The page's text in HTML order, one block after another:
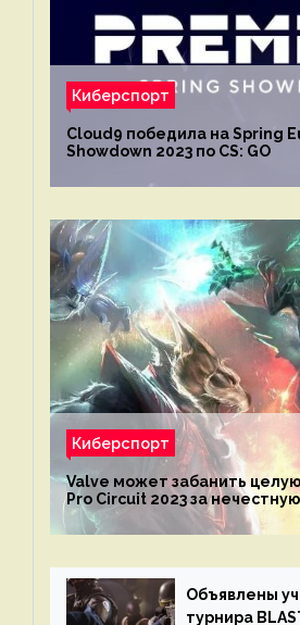
Киберспорт
Cloud9 победила на Spring
Showdown 2023 по CS: GO
Киберспорт
Valve может забанить
Pro Circuit 2023 за
Объявлены
турнира